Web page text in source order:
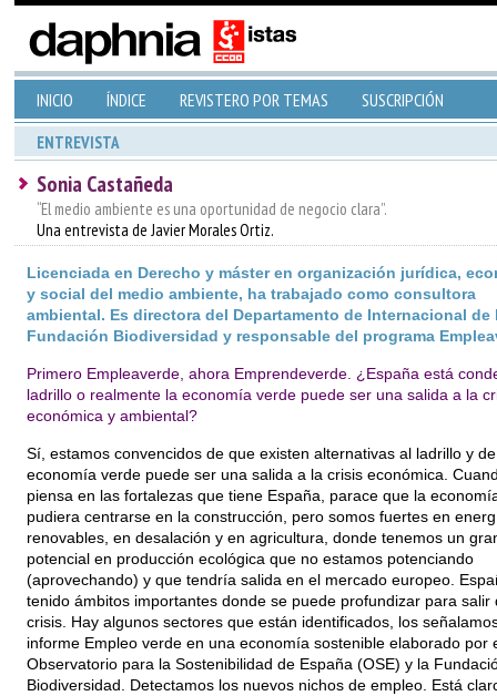
INICIO ÍNDICE REVISTERO POR TEMAS SUSCRIPCIÓN
ENTREVISTA
Sonia Castañeda
“El medio ambiente es una oportunidad de negocio clara”.
Una entrevista de Javier Morales Ortiz.
Licenciada en Derecho y máster en organización jurídica,
y social del medio ambiente, ha trabajado como consultora
ambiental. Es directora del Departamento de Internacional de
Fundación Biodiversidad y responsable del programa
Primero Empleaverde, ahora Emprendeverde. ¿España está
ladrillo o realmente la economía verde puede ser una salida a la
económica y ambiental?
Sí, estamos convencidos de que existen alternativas al ladrillo y
economía verde puede ser una salida a la crisis económica.
piensa en las fortalezas que tiene España, parace que la
pudiera centrarse en la construcción, pero somos fuertes en
renovables, en desalación y en agricultura, donde tenemos un
potencial en producción ecológica que no estamos potenciando
(aprovechando) y que tendría salida en el mercado europeo.
tenido ámbitos importantes donde se puede profundizar para salir
crisis. Hay algunos sectores que están identificados, los
informe Empleo verde en una economía sostenible elaborado por
Observatorio para la Sostenibilidad de España (OSE) y la
Biodiversidad. Detectamos los nuevos nichos de empleo. Está